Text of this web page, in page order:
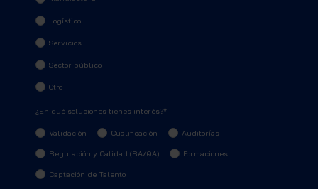
Logístico
Servicios
Sector público
Otro
¿En qué soluciones tienes interés?*
Validación Cualificación Auditorías
Regulación y Calidad (RA/QA) Formaciones
Captación de Talento